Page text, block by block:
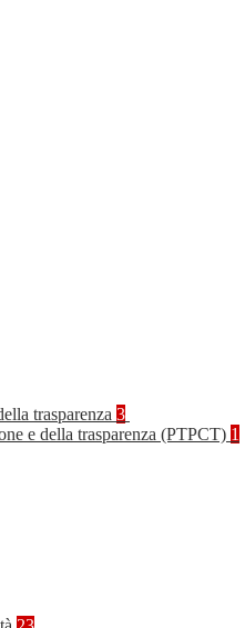
trasparenza 3
e della trasparenza (PTPCT) 1